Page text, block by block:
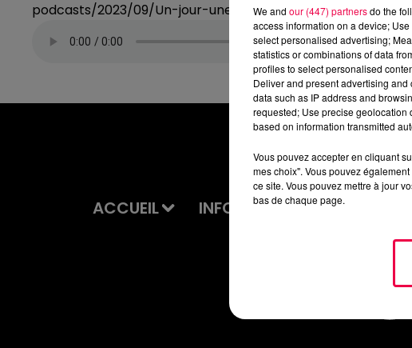
podcasts/2023/09/Un-jour-une-chanson-du-jeudi-28-
ACCUEIL INFOS EMISSIONS
We and our (447) partnersdo the
access information on a device;
select personalised advertising;
statistics or combinations of data
profiles to select personalised
Deliver and present advertising
data such as IP address and
requested; Use precise geolocation
based on information transmitted
Vous pouvez accepter en cliquant
mes choix". Vous pouvez
ce site. Vous pouvez mettre à jour
bas de chaque page.